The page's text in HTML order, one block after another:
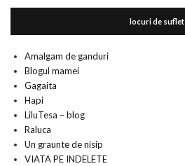
locuri de suflet
Amalgam de ganduri
Blogul mamei
Gagaita
Hapi
LiluTesa – blog
Raluca
Un graunte de nisip
VIATA PE INDELETE